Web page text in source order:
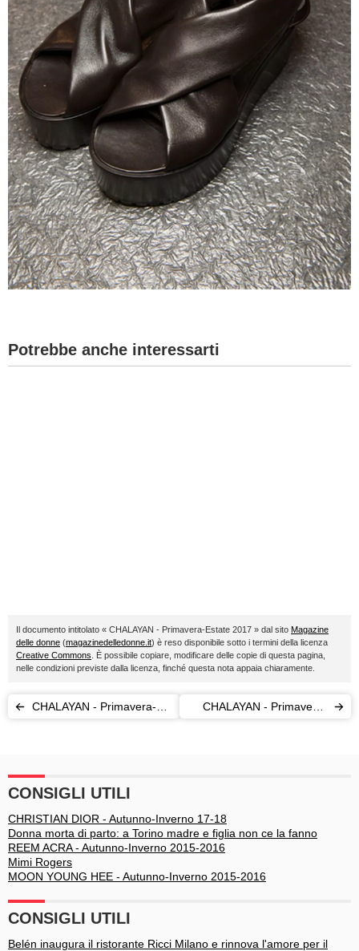
Potrebbe anche interessarti
Il documento intitolato « CHALAYAN - Primavera-Estate 2017 » dal sito Magazine
delle donne (magazinedelledonne.it) è reso disponibile sotto i termini della licenza
Creative Commons . È possibile copiare, modificare delle copie di questa pagina,
nelle condizioni previste dalla licenza, finché questa nota appaia chiaramente.
CHALAYAN - Primavera-
CHALAYAN - Primavera-
CONSIGLI UTILI
CHRISTIAN DIOR - Autunno-Inverno 17-18
Donna morta di parto: a Torino madre e figlia non ce la fanno
REEM ACRA - Autunno-Inverno 2015-2016
Mimi Rogers
MOON YOUNG HEE - Autunno-Inverno 2015-2016
CONSIGLI UTILI
Belén inaugura il ristorante Ricci Milano e rinnova l'amore per il